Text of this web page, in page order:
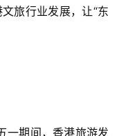
旅行业发展，让“东
一期间，香港旅游发